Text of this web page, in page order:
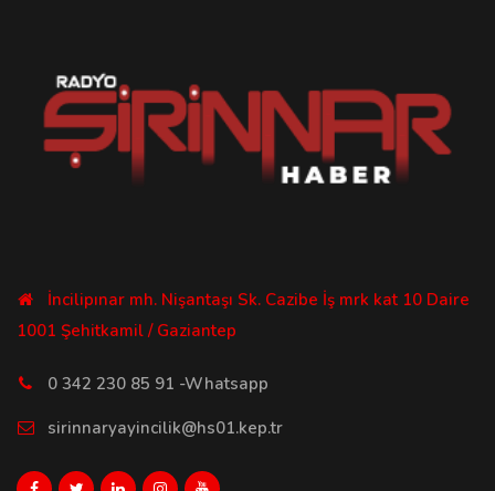
İncilipınar mh. Nişantaşı Sk. Cazibe İş mrk kat 10 Daire
1001 Şehitkamil / Gaziantep
0 342 230 85 91 -Whatsapp
sirinnaryayincilik@hs01.kep.tr